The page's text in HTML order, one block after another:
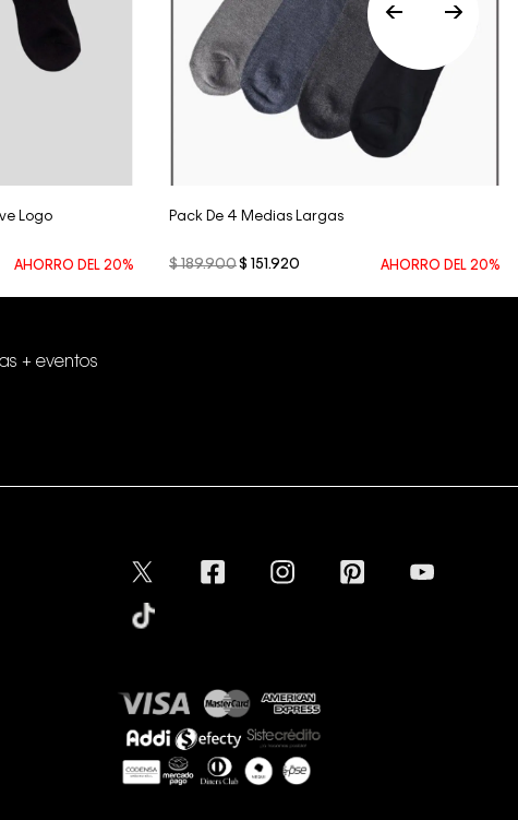
Logo
AHORRO DEL 20%
Vista Rápida
Pack De 4 Medias Largas
$ 189.900$ 151.920 AHORRO DEL 20%
+ eventos